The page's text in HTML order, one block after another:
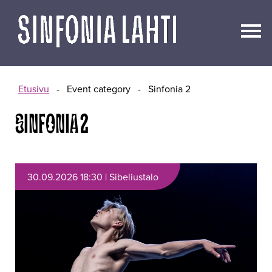
sisältöön
Etusivu - Event category - Sinfonia 2
SINFONIA 2
30.09.2026 18:30 | Sibeliustalo